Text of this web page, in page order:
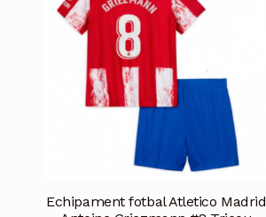
Echipament fotbal Atletico Madrid